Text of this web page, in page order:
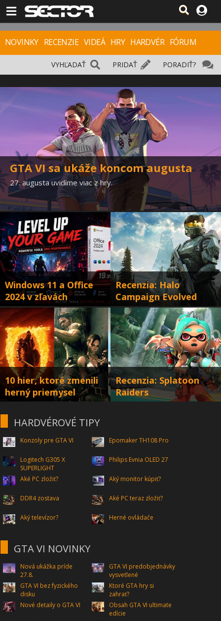
NOVINKY RECENZIE VIDEÁ HRY HARDVÉR FÓRUM
PORADIŤ?
PRIDAŤ
VYHĽADAŤ
GTA VI sa ukáže koncom augusta
27. augusta uvidíme viac z hry.
Windows 11 a Office
2024 v zľavách
Windows od 12 eur, Office od 25 eur
Recenzia: Halo
Campaign Evolved
Návrat späť na začiatok po 25-tich
rokoch
10 hier, ktoré zmenili
herný priemysel
Recenzia: Splatoon
Raiders
HARDVÉROVÉ TIPY
Konzoly pre GTA VI Epomaker TH108 Pro
Logitech G305 X
SUPERLIGHT
Philips Evnia OLED 27
Aké PC zložiť? Aký monitor kúpiť?
DDR4 zostava Aké PC teraz zložiť?
Aký televízor? Herné ovládače
GTA VI NOVINKY
Nová ukážka príde
27.8.
GTA VI predobjednávky
vysvetlené
GTA VI bez fyzického
disku
Ktoré GTA hry si
zahrať?
Nové detaily o GTA VI
Obsah GTA VI ultimate
edície